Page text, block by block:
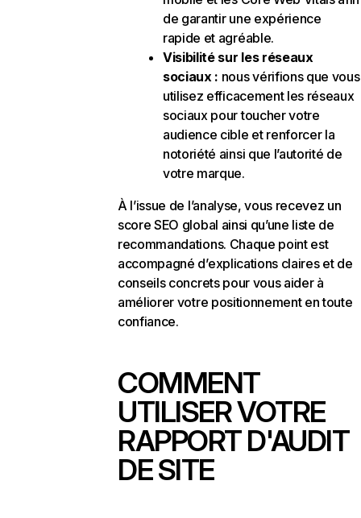
de garantir une expérience
rapide et agréable.
Visibilité sur les réseaux
sociaux : nous vérifions que vous
utilisez efficacement les réseaux
sociaux pour toucher votre
audience cible et renforcer la
notoriété ainsi que l’autorité de
votre marque.
À l’issue de l’analyse, vous recevez un
score SEO global ainsi qu’une liste de
recommandations. Chaque point est
accompagné d’explications claires et de
conseils concrets pour vous aider à
améliorer votre positionnement en toute
confiance.
COMMENT
UTILISER VOTRE
RAPPORT D'AUDIT
DE SITE